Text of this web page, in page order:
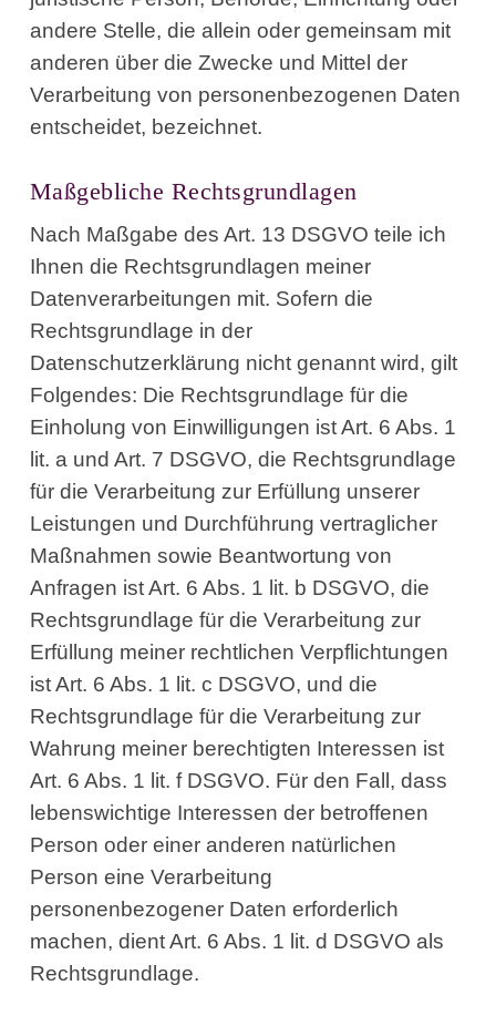
andere Stelle, die allein oder gemeinsam mit
anderen über die Zwecke und Mittel der
Verarbeitung von personenbezogenen Daten
entscheidet, bezeichnet.
Maßgebliche Rechtsgrundlagen
Nach Maßgabe des Art. 13 DSGVO teile ich
Ihnen die Rechtsgrundlagen meiner
Datenverarbeitungen mit. Sofern die
Rechtsgrundlage in der
Datenschutzerklärung nicht genannt wird, gilt
Folgendes: Die Rechtsgrundlage für die
Einholung von Einwilligungen ist Art. 6 Abs. 1
lit. a und Art. 7 DSGVO, die Rechtsgrundlage
für die Verarbeitung zur Erfüllung unserer
Leistungen und Durchführung vertraglicher
Maßnahmen sowie Beantwortung von
Anfragen ist Art. 6 Abs. 1 lit. b DSGVO, die
Rechtsgrundlage für die Verarbeitung zur
Erfüllung meiner rechtlichen Verpflichtungen
ist Art. 6 Abs. 1 lit. c DSGVO, und die
Rechtsgrundlage für die Verarbeitung zur
Wahrung meiner berechtigten Interessen ist
Art. 6 Abs. 1 lit. f DSGVO. Für den Fall, dass
lebenswichtige Interessen der betroffenen
Person oder einer anderen natürlichen
Person eine Verarbeitung
personenbezogener Daten erforderlich
machen, dient Art. 6 Abs. 1 lit. d DSGVO als
Rechtsgrundlage.